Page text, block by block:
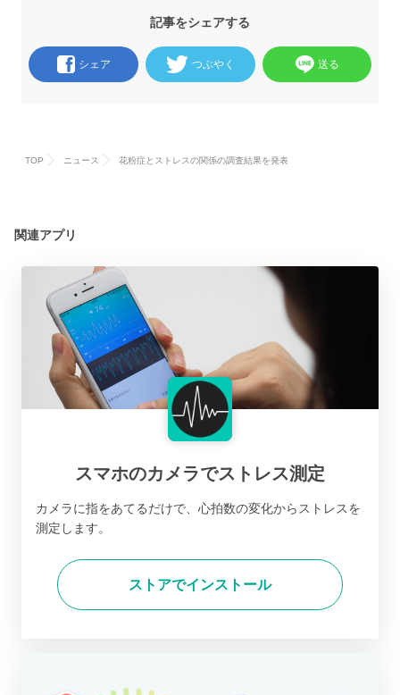
記事をシェアする
シェア つぶやく 送る
TOP ニュース 花粉症とストレスの関係の調査結果を発表
関連アプリ
スマホのカメラでストレス測定
カメラに指をあてるだけで、心拍数の変化からストレスを
測定します。
ストアでインストール